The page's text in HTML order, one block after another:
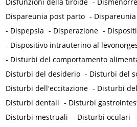
Disfunzioni della tiroide -
Dispareunia post parto -
- Dispepsia - Disperazione -
- Dispositivo intrauterino al
- Disturbi del comportamento
Disturbi del desiderio - Disturbi del
Disturbi dell'eccitazione - Disturbi
Disturbi dentali - Disturbi
Disturbi mestruali - Disturbi oculari -